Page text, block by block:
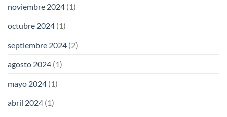
noviembre 2024 (1)
octubre 2024 (1)
septiembre 2024 (2)
agosto 2024 (1)
mayo 2024 (1)
abril 2024 (1)